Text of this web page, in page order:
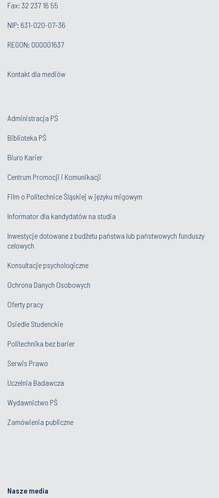
Fax: 32 237 16 55
NIP: 631-020-07-36
REGON: 000001637
Kontakt dla mediów
Administracja PŚ
Biblioteka PŚ
Biuro Karier
Centrum Promocji i Komunikacji
Film o Politechnice Śląskiej w języku migowym
Informator dla kandydatów na studia
Inwestycje dotowane z budżetu państwa lub państwowych funduszy
celowych
Konsultacje psychologiczne
Ochrona Danych Osobowych
Oferty pracy
Osiedle Studenckie
Politechnika bez barier
Serwis Prawo
Uczelnia Badawcza
Wydawnictwo PŚ
Zamówienia publiczne
Nasze media